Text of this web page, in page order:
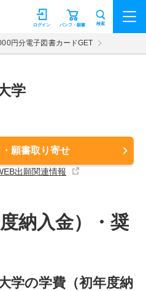
パンフ・願書
ログイン 検索
円分電子図書カードGET
学
願書取り寄せ
出願関連情報
納入金）・奨
学の学費（初年度納